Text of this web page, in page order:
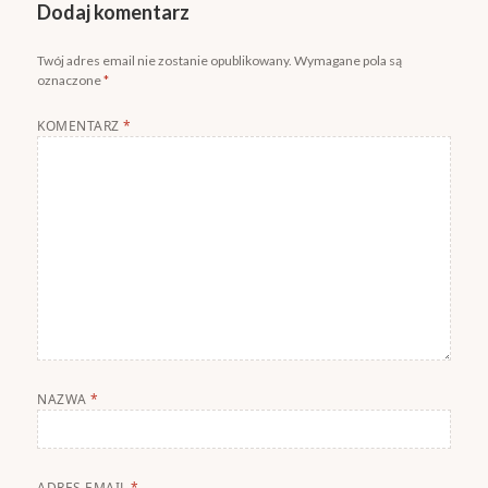
Dodaj komentarz
Twój adres email nie zostanie opublikowany. Wymagane pola są
oznaczone*
KOMENTARZ*
NAZWA*